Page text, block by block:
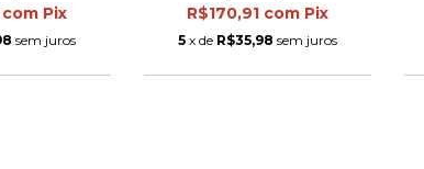
com Pix
sem juros
R$170,91 com Pix
5 x de R$35,98 sem juros